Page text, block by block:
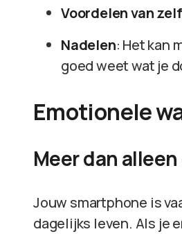
Voordelen van
Nadelen: Het kan
goed weet wat je
Emotionele
Meer dan
Jouw smartphone is
dagelijks leven. Als je